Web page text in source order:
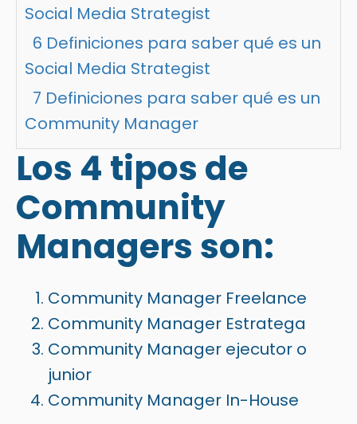
Social Media Strategist
6 Definiciones para saber qué es un
Social Media Strategist
7 Definiciones para saber qué es un
Community Manager
Los 4 tipos de
Community
Managers son:
Community Manager Freelance
Community Manager Estratega
Community Manager ejecutor o
junior
Community Manager In-House